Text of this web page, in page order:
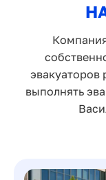
эвакуаторов
выполнять